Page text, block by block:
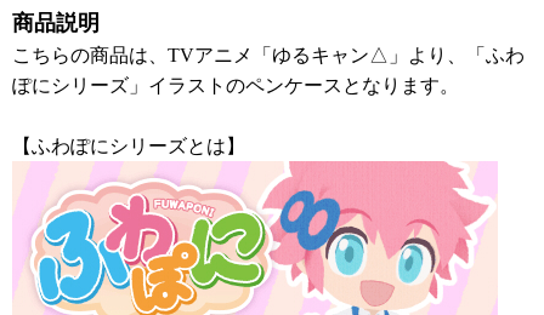
商品説明
こちらの商品は、TVアニメ「ゆるキャン△」より、「ふわ
ぽにシリーズ」イラストのペンケースとなります。
【ふわぽにシリーズとは】